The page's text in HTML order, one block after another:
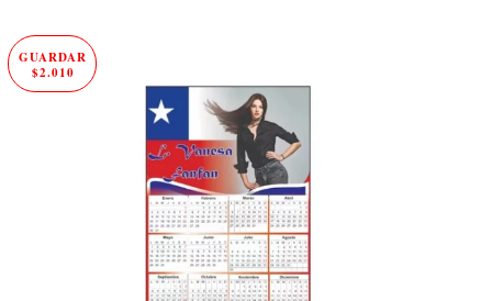
GUARDAR
$2.010